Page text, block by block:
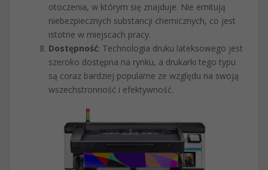
otoczenia, w którym się znajduje. Nie emitują
niebezpiecznych substancji chemicznych, co jest
istotne w miejscach pracy.
Dostępność: Technologia druku lateksowego jest
szeroko dostępna na rynku, a drukarki tego typu
są coraz bardziej popularne ze względu na swoją
wszechstronność i efektywność.